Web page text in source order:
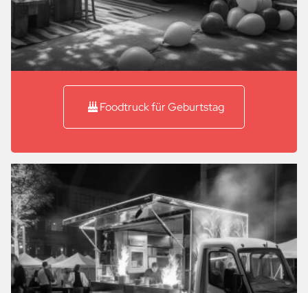
Foodtruck für Geburtstag